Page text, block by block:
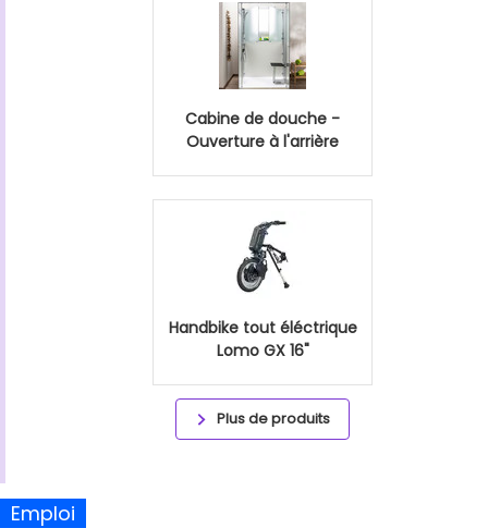
Cabine de douche -
Ouverture à l'arrière
Handbike tout éléctrique
Lomo GX 16"
Plus de produits
Emploi